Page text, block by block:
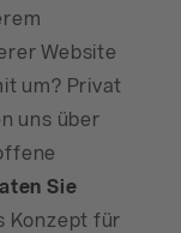
Website
um? Privat
uns über
Sie
Konzept für